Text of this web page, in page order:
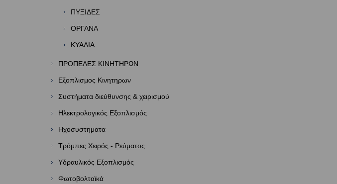
ΠΥΞΙΔΕΣ
ΟΡΓΑΝΑ
ΚΥΑΛΙΑ
ΠΡΟΠΕΛΕΣ ΚΙΝΗΤΗΡΩΝ
Εξοπλισμος Κινητηρων
Συστήματα διεύθυνσης & χειρισμού
Ηλεκτρολογικός Εξοπλισμός
Ηχοσυστηματα
Τρόμπες Χειρός - Ρεύματος
Υδραυλικός Εξοπλισμός
Φωτοβολταϊκά